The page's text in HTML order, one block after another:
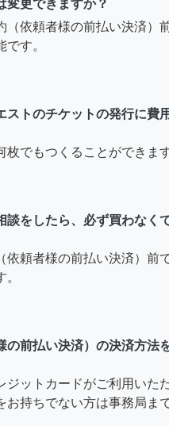
変更できますか？
（依頼者様の前払い決済）
す。
ストのチケットの発行に費
枚でもつくることができま
談をしたら、必ず買わなく
依頼者様の前払い決済）前
の前払い決済）の決済方法
ジットカードがご利用いた
お持ちでない方は事務局ま